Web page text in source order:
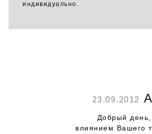
индивидуально.
23.09.2012
Добрый
влиянием Вашего